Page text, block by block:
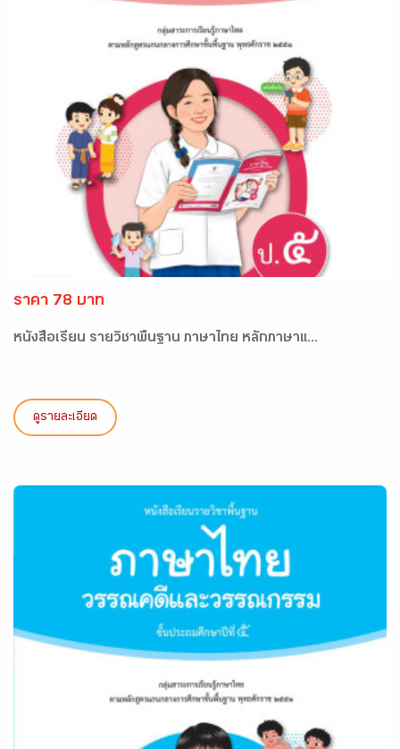
ราคา 78 บาท
หนังสือเรียน รายวิชาพื้นฐาน ภาษาไทย หลักภาษาแ...
ดูรายละเอียด